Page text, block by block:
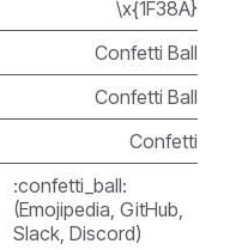
\x{1F38A}
Confetti Ball
Confetti Ball
Confetti
:confetti_ball:
(Emojipedia, GitHub,
Slack, Discord)